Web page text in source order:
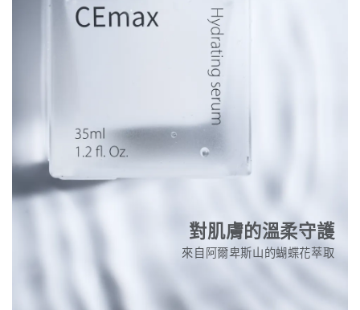
對肌膚的溫柔守護
來自阿爾卑斯山的蝴蝶花萃取